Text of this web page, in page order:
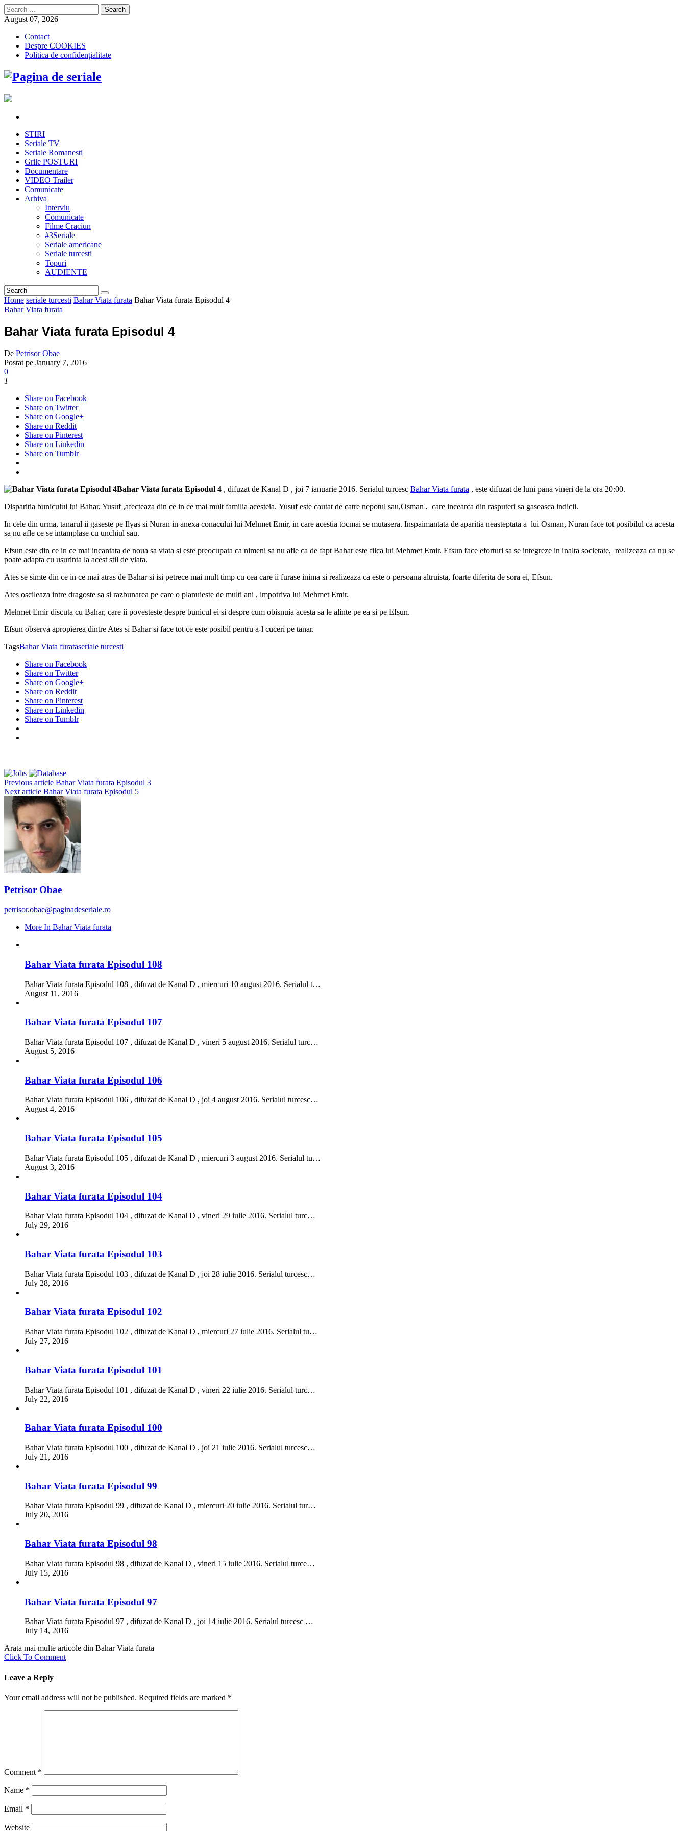
Search
for:
August 07, 2026
Contact
Despre COOKIES
Politica de confidențialitate
STIRI
Seriale TV
Seriale Romanesti
Grile POSTURI
Documentare
VIDEO Trailer
Comunicate
Arhiva
Interviu
Comunicate
Filme Craciun
#3Seriale
Seriale americane
Seriale turcesti
Topuri
AUDIENTE
Home seriale turcesti Bahar Viata furata Bahar Viata furata Episodul 4
Bahar Viata furata
Bahar Viata furata Episodul 4
De Petrisor Obae
Postat pe January 7, 2016
0
1
Share on Facebook
Share on Twitter
Share on Google+
Share on Reddit
Share on Pinterest
Share on Linkedin
Share on Tumblr
Bahar Viata furata Episodul 4 , difuzat de Kanal D , joi 7 ianuarie 2016. Serialul turcesc Bahar Viata furata , este difuzat de luni pana vineri de la ora 20:00.
Disparitia bunicului lui Bahar, Yusuf ,afecteaza din ce in ce mai mult familia acesteia. Yusuf este cautat de catre nepotul sau,Osman , care incearca din rasputeri sa gaseasca indicii.
In cele din urma, tanarul ii gaseste pe Ilyas si Nuran in anexa conacului lui Mehmet Emir, in care acestia tocmai se mutasera. Inspaimantata de aparitia neasteptata a lui Osman, Nuran face tot posibilul ca acesta
sa nu afle ce se intamplase cu unchiul sau.
Efsun este din ce in ce mai incantata de noua sa viata si este preocupata ca nimeni sa nu afle ca de fapt Bahar este fiica lui Mehmet Emir. Efsun face eforturi sa se integreze in inalta societate, realizeaza ca nu se
poate adapta cu usurinta la acest stil de viata.
Ates se simte din ce in ce mai atras de Bahar si isi petrece mai mult timp cu cea care ii furase inima si realizeaza ca este o persoana altruista, foarte diferita de sora ei, Efsun.
Ates oscileaza intre dragoste sa si razbunarea pe care o planuieste de multi ani , impotriva lui Mehmet Emir.
Mehmet Emir discuta cu Bahar, care ii povesteste despre bunicul ei si despre cum obisnuia acesta sa le alinte pe ea si pe Efsun.
Efsun observa apropierea dintre Ates si Bahar si face tot ce este posibil pentru a-l cuceri pe tanar.
TagsBahar Viata furataseriale turcesti
Share on Facebook
Share on Twitter
Share on Google+
Share on Reddit
Share on Pinterest
Share on Linkedin
Share on Tumblr
Previous article Bahar Viata furata Episodul 3
Next article Bahar Viata furata Episodul 5
Petrisor Obae
petrisor.obae@paginadeseriale.ro
More In Bahar Viata furata
Bahar Viata furata Episodul 108
Bahar Viata furata Episodul 108 , difuzat de Kanal D , miercuri 10 august 2016. Serialul t…
August 11, 2016
Bahar Viata furata Episodul 107
Bahar Viata furata Episodul 107 , difuzat de Kanal D , vineri 5 august 2016. Serialul turc…
August 5, 2016
Bahar Viata furata Episodul 106
Bahar Viata furata Episodul 106 , difuzat de Kanal D , joi 4 august 2016. Serialul turcesc…
August 4, 2016
Bahar Viata furata Episodul 105
Bahar Viata furata Episodul 105 , difuzat de Kanal D , miercuri 3 august 2016. Serialul tu…
August 3, 2016
Bahar Viata furata Episodul 104
Bahar Viata furata Episodul 104 , difuzat de Kanal D , vineri 29 iulie 2016. Serialul turc…
July 29, 2016
Bahar Viata furata Episodul 103
Bahar Viata furata Episodul 103 , difuzat de Kanal D , joi 28 iulie 2016. Serialul turcesc…
July 28, 2016
Bahar Viata furata Episodul 102
Bahar Viata furata Episodul 102 , difuzat de Kanal D , miercuri 27 iulie 2016. Serialul tu…
July 27, 2016
Bahar Viata furata Episodul 101
Bahar Viata furata Episodul 101 , difuzat de Kanal D , vineri 22 iulie 2016. Serialul turc…
July 22, 2016
Bahar Viata furata Episodul 100
Bahar Viata furata Episodul 100 , difuzat de Kanal D , joi 21 iulie 2016. Serialul turcesc…
July 21, 2016
Bahar Viata furata Episodul 99
Bahar Viata furata Episodul 99 , difuzat de Kanal D , miercuri 20 iulie 2016. Serialul tur…
July 20, 2016
Bahar Viata furata Episodul 98
Bahar Viata furata Episodul 98 , difuzat de Kanal D , vineri 15 iulie 2016. Serialul turce…
July 15, 2016
Bahar Viata furata Episodul 97
Bahar Viata furata Episodul 97 , difuzat de Kanal D , joi 14 iulie 2016. Serialul turcesc …
July 14, 2016
Arata mai multe articole din Bahar Viata furata
Click To Comment
Leave a Reply
Your email address will not be published. Required fields are marked *
Comment *
Name *
Email *
Website